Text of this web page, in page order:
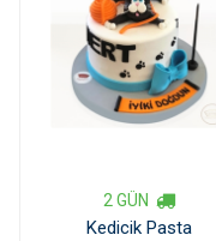
2 GÜN
Kedicik Pasta